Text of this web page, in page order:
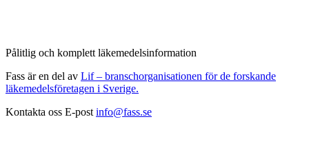
Pålitlig och komplett läkemedelsinformation
Fass är en del av Lif – branschorganisationen för de forskande
läkemedelsföretagen i Sverige.
Kontakta oss E-post info@fass.se